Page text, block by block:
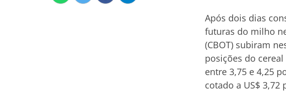
Após dois dias
futuras do milho
(CBOT) subiram
posições do
entre 3,75 e 4,25
cotado a US$